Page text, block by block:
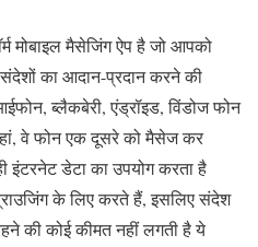
मोबाइल मैसेजिंग ऐप है जो आपको
का आदान-प्रदान करने की
ब्लैकबेरी, एंड्रॉइड, विंडोज फोन
वे फोन एक दूसरे को मैसेज कर
डेटा का उपयोग करता है
के लिए करते हैं, इसलिए संदेश
की कोई कीमत नहीं लगती है ये